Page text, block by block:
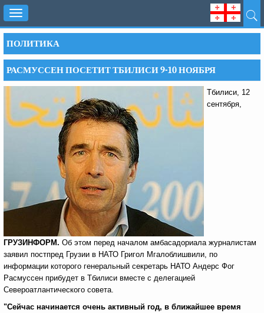
Toggle
navigation
ПОЛИТИКА
РАСМУССЕН ПОСЕТИТ ТБИЛИСИ 9-10 НОЯБРЯ
Тбилиси, 12
сентября,
ГРУЗИНФОРМ. Об этом перед началом амбасадориала журналистам
заявил постпред Грузии в НАТО Григол Мгалоблишвили, по
информации которого генеральный секретарь НАТО Андерс Фог
Расмуссен прибудет в Тбилиси вместе с делегацией
Североатлантического совета.
"Сейчас начинается очень активный год, в ближайшее время